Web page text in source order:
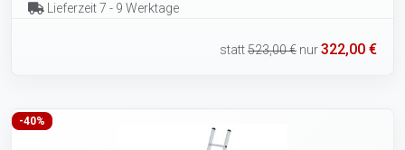
Lieferzeit 7 - 9 Werktage
statt523,00 € nur322,00 €
-40%